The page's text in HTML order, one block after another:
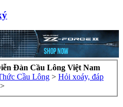
Đàn Cầu Lông Việt Nam
Cầu Lông > Hỏi xoáy, đáp
>